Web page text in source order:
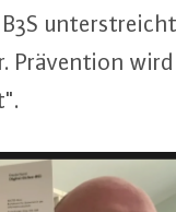
Prä­ven­ti­on wird